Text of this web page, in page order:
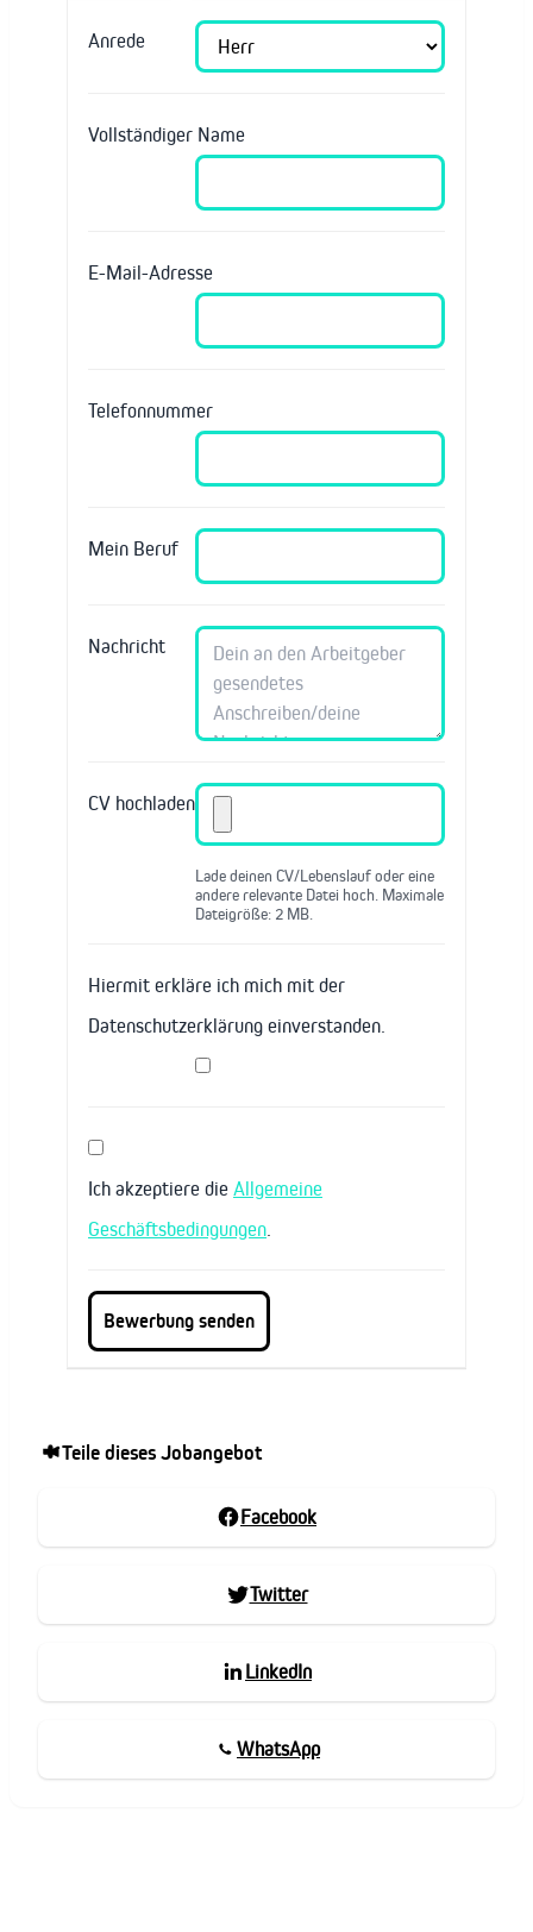
Anrede
Vollständiger Name
E-Mail-Adresse
Telefonnummer
Mein Beruf
Nachricht
CV hochladen
Lade deinen CV/Lebenslauf oder eine
andere relevante Datei hoch. Maximale
Dateigröße: 2 MB.
Hiermit erkläre ich mich mit der
Datenschutzerklärung einverstanden.
Ich akzeptiere die Allgemeine
Geschäftsbedingungen
Teile dieses Jobangebot
Facebook
Twitter
LinkedIn
WhatsApp